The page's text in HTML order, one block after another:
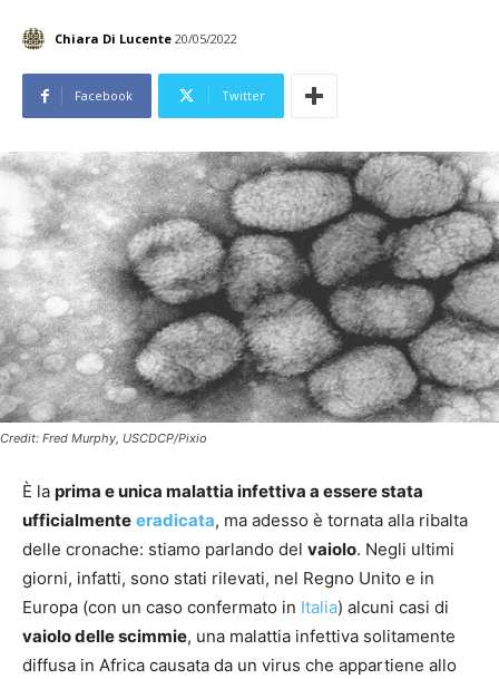
Chiara Di Lucente 20/05/2022
Facebook Twitter
Credit: Fred Murphy, USCDCP/Pixio
È la prima e unica malattia infettiva a essere stata
ufficialmente eradicata, ma adesso è tornata alla ribalta
delle cronache: stiamo parlando del vaiolo. Negli ultimi
giorni, infatti, sono stati rilevati, nel Regno Unito e in
Europa (con un caso confermato in Italia) alcuni casi di
vaiolo delle scimmie, una malattia infettiva solitamente
diffusa in Africa causata da un virus che appartiene allo